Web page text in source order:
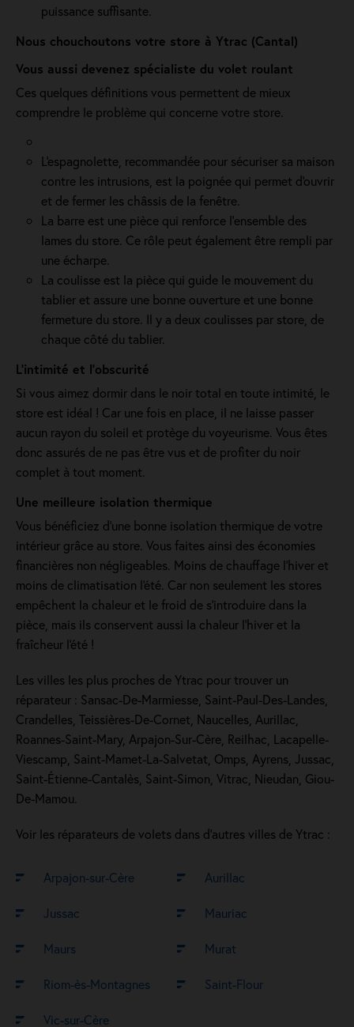
puissance suffisante.
Nous chouchoutons votre store à Ytrac (Cantal)
Vous aussi devenez spécialiste du volet roulant
Ces quelques définitions vous permettent de mieux
comprendre le problème qui concerne votre store.
L'espagnolette, recommandée pour sécuriser sa maison
contre les intrusions, est la poignée qui permet d'ouvrir
et de fermer les châssis de la fenêtre.
La barre est une pièce qui renforce l’ensemble des
lames du store. Ce rôle peut également être rempli par
une écharpe.
La coulisse est la pièce qui guide le mouvement du
tablier et assure une bonne ouverture et une bonne
fermeture du store. Il y a deux coulisses par store, de
chaque côté du tablier.
L’intimité et l’obscurité
Si vous aimez dormir dans le noir total en toute intimité, le
store est idéal ! Car une fois en place, il ne laisse passer
aucun rayon du soleil et protège du voyeurisme. Vous êtes
donc assurés de ne pas être vus et de profiter du noir
complet à tout moment.
Une meilleure isolation thermique
Vous bénéficiez d'une bonne isolation thermique de votre
intérieur grâce au store. Vous faites ainsi des économies
financières non négligeables. Moins de chauffage l'hiver et
moins de climatisation l'été. Car non seulement les stores
empêchent la chaleur et le froid de s'introduire dans la
pièce, mais ils conservent aussi la chaleur l'hiver et la
fraîcheur l'été !
Les villes les plus proches de Ytrac pour trouver un
réparateur : Sansac-De-Marmiesse, Saint-Paul-Des-Landes,
Crandelles, Teissières-De-Cornet, Naucelles, Aurillac,
Roannes-Saint-Mary, Arpajon-Sur-Cère, Reilhac, Lacapelle-
Viescamp, Saint-Mamet-La-Salvetat, Omps, Ayrens, Jussac,
Saint-Étienne-Cantalès, Saint-Simon, Vitrac, Nieudan, Giou-
De-Mamou.
Voir les réparateurs de volets dans d’autres villes de Ytrac :
Arpajon-sur-Cère Aurillac
Jussac Mauriac
Maurs Murat
Riom-ès-Montagnes Saint-Flour
Vic-sur-Cère